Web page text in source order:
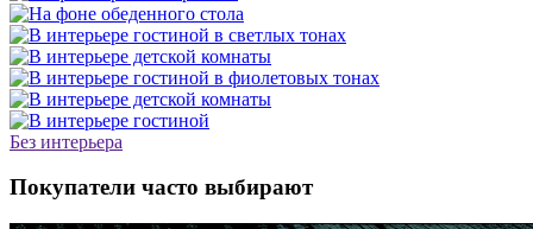
Без интерьера
Покупатели часто выбирают